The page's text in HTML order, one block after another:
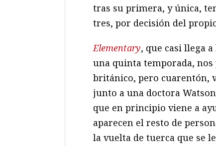
tras su primera, y única,
tres, por decisión del
Elementary, que casi llega
una quinta temporada,
británico, pero cuarentón,
junto a una doctora
que en principio viene a
aparecen el resto de
la vuelta de tuerca que se